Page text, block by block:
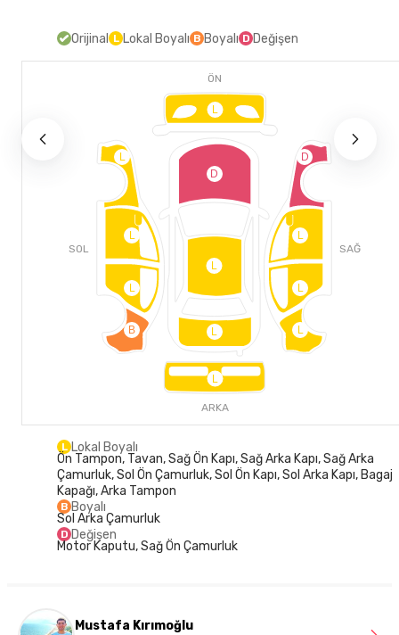
Orijinal L Lokal Boyalı B Boyalı D Değişen
ÖN
L
SOL
L
L
L
B
D
L
L
D
L
L
L
SAĞ
L
ARKA
L Lokal Boyalı
Ön Tampon, Tavan, Sağ Ön Kapı, Sağ Arka Kapı, Sağ Arka
Çamurluk, Sol Ön Çamurluk, Sol Ön Kapı, Sol Arka Kapı, Bagaj
Kapağı, Arka Tampon
B Boyalı
Sol Arka Çamurluk
D Değişen
Motor Kaputu, Sağ Ön Çamurluk
Mustafa Kırımoğlu